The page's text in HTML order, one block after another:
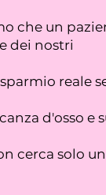
che un
dei nostri
reale
d'osso e
cerca solo